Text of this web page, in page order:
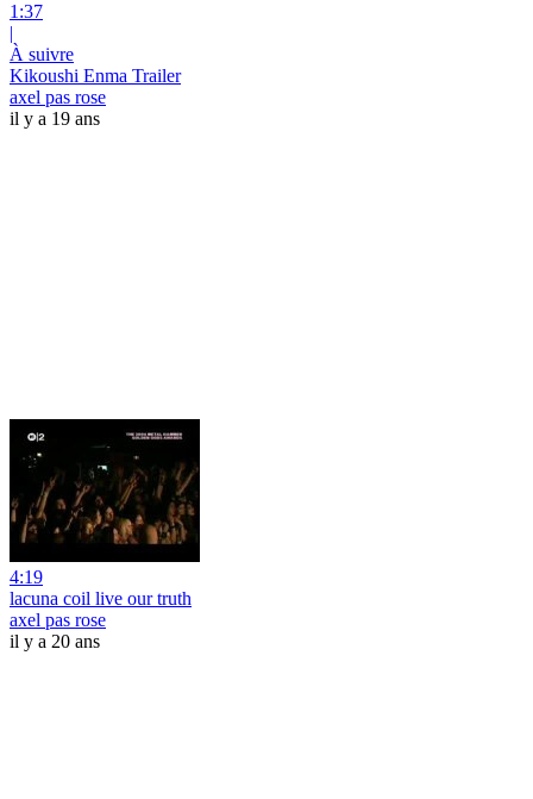
1:37
|
À suivre
Kikoushi Enma Trailer
axel pas rose
il y a 19 ans
4:19
lacuna coil live our truth
axel pas rose
il y a 20 ans